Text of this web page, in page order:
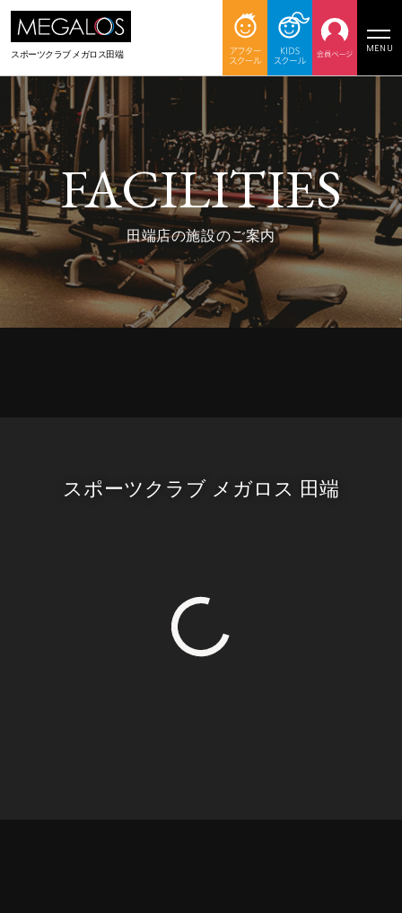
スポーツクラブメガロス田端
MENU
FACILITIES
田端店の施設のご案内